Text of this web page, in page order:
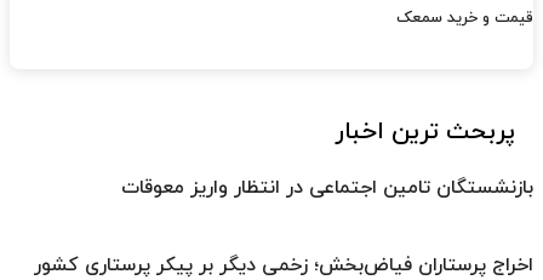
قیمت و خرید سمعک
پربحث ترین اخبار
بازنشستگان تامین اجتماعی در انتظار واریز معوقات
اخراج پرستاران فیاض‌بخش؛ زخمی دیگر بر پیکر پرستاری کشور